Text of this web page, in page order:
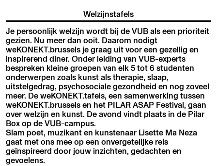
Welzijnstafels
Je persoonlijk welzijn wordt bij de VUB als een prioriteit
gezien. Nu meer dan ooit. Daarom nodigt
weKONEKT.brussels je graag uit voor een gezellig en
inspirerend diner. Onder leiding van VUB-experts
bespreken kleine groepen van elk 5 tot 6 studenten
onderwerpen zoals kunst als therapie, slaap,
uitstelgedrag, psychosociale gezondheid en nog zoveel
meer. De weKONEKT.tafels, een samenwerking tussen
weKONEKT.brussels en het PILAR ASAP Festival, gaan
over welzijn en kunst. De avond vindt plaats in de Pilar
Box op de VUB-campus.
Slam poet, muzikant en kunstenaar Lisette Ma Neza
gaat met ons mee op een onvergetelijke reis
geïnspireerd door jouw inzichten, gedachten en
gevoelens.